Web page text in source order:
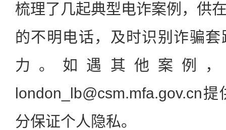
梳理了几起典型电诈案例，供
的不明电话，及时识别诈骗
力。如遇其他案例
london_lb@csm.mfa.gov.cn
分保证个人隐私。